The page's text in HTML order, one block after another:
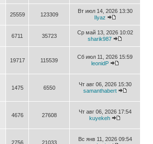
25559 123309
Вт июл 14, 2026 13:30
Ilyaz
6711 35723
Ср май 13, 2026 10:02
sharik987
19717 115539
Сб июл 11, 2026 15:59
leonidP
1475 6550
Чт авг 06, 2026 15:30
samanthabert
4676 27608
Чт авг 06, 2026 17:54
kuyekeh
2756 21033
Вс янв 11, 2026 09:54